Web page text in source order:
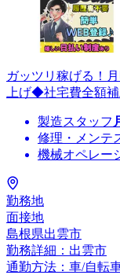
ガッツリ稼げる！
上げ◆社宅費全額
製造スタッフ
修理・メンテ
機械オペレー
勤務地
面接地
島根県出雲市
勤務詳細：出雲市
通勤方法：車/自転